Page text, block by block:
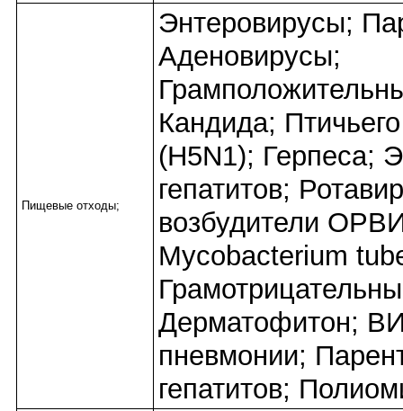
Пищевые отходы;
Энтеровирусы;
Аденовирусы;
Кандида;
(H5N1); Герпеса;
гепатитов;
возбудители
Mycobacterium
Дерматофитон;
пневмонии;
гепатитов;